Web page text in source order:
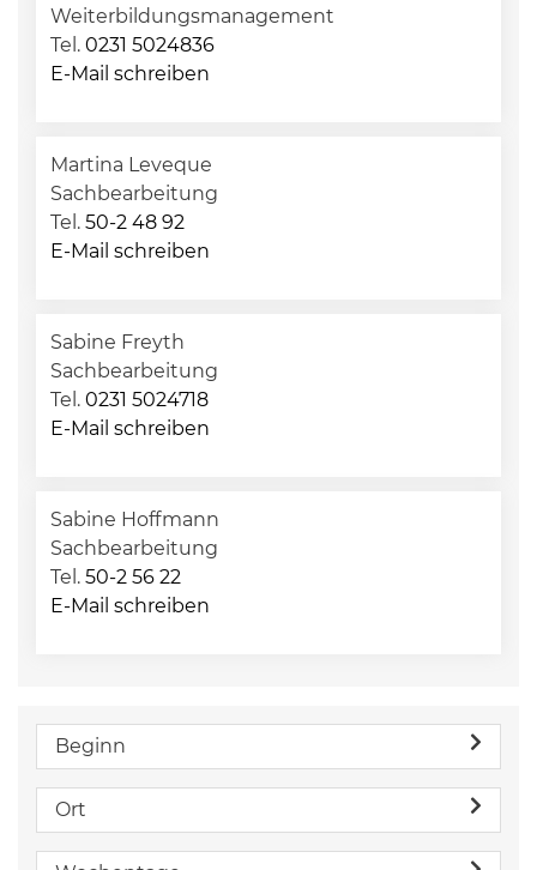
Weiterbildungsmanagement
Tel. 0231 5024836
E-Mail schreiben
Martina Leveque
Sachbearbeitung
Tel. 50-2 48 92
E-Mail schreiben
Sabine Freyth
Sachbearbeitung
Tel. 0231 5024718
E-Mail schreiben
Sabine Hoffmann
Sachbearbeitung
Tel. 50-2 56 22
E-Mail schreiben
Beginn
Ort